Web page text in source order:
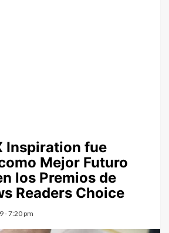
Inspiration fue
Mejor Futuro
los Premios de
Readers Choice
- 7:20 pm